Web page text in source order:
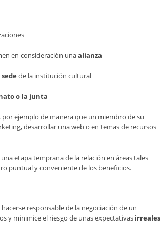
en consideración unaalianza
sede de la institución cultural
o la junta
por ejemplo de manera que un miembro de su
desarrollar una web o en temas de recursos
etapa temprana de la relación en áreas tales
puntual y conveniente de los beneficios.
responsable de la negociación de un
y minimice el riesgo de unas expectativas irreales